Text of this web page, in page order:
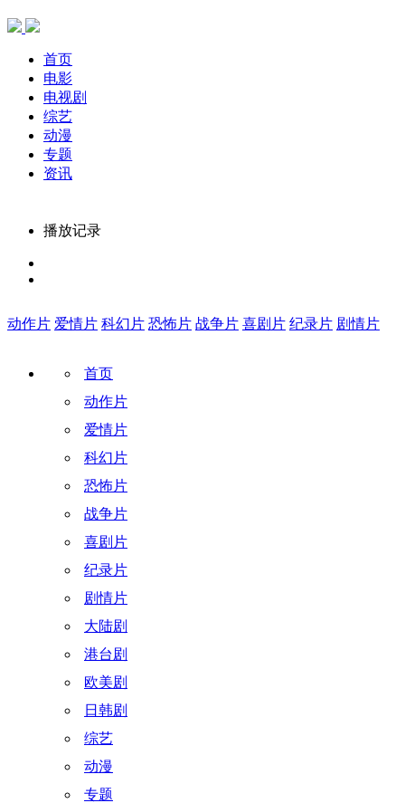
首页
电影
电视剧
综艺
动漫
专题
资讯
播放记录
动作片 爱情片 科幻片 恐怖片 战争片 喜剧片 纪录片 剧情片
首页
动作片
爱情片
科幻片
恐怖片
战争片
喜剧片
纪录片
剧情片
大陆剧
港台剧
欧美剧
日韩剧
综艺
动漫
专题